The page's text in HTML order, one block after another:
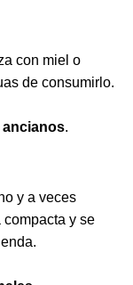
con miel o
de consumirlo.
.
y a veces
y se